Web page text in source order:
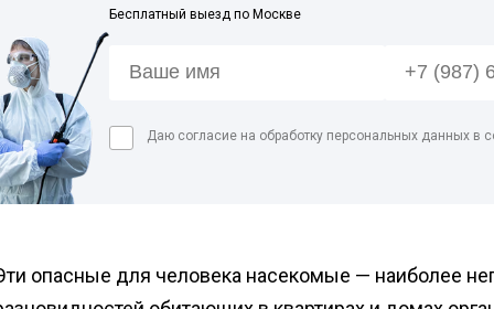
Бесплатный выезд по Москве
Даю согласие на обработку персональных данных в
опасные для человека насекомые — наиболее